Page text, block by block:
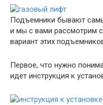
Подъемники бывают
и мы с вами рассмотрим
вариант этих
Первое, что нужно
идет инструкция к